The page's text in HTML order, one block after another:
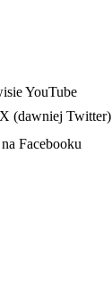
YouTube
(dawniej Twitter)
Facebooku